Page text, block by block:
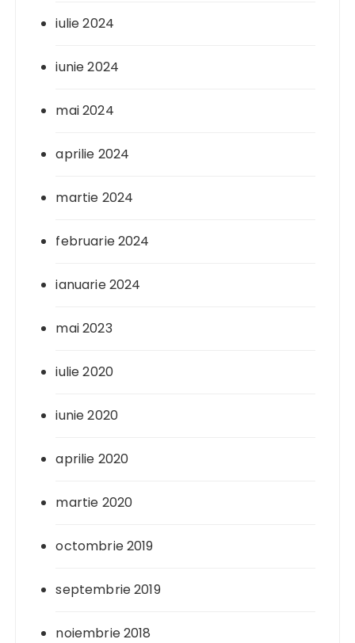
iulie 2024
iunie 2024
mai 2024
aprilie 2024
martie 2024
februarie 2024
ianuarie 2024
mai 2023
iulie 2020
iunie 2020
aprilie 2020
martie 2020
octombrie 2019
septembrie 2019
noiembrie 2018